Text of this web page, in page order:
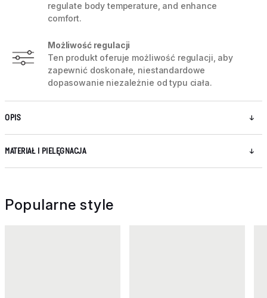
regulate body temperature, and enhance
comfort.
Możliwość regulacji
Ten produkt oferuje możliwość regulacji, aby
zapewnić doskonałe, niestandardowe
dopasowanie niezależnie od typu ciała.
OPIS
MATERIAŁ I PIELĘGNACJA
Popularne style